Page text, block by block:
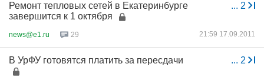
... 2
Ремонт тепловых сетей в Екатеринбурге
завершится к 1 октября
news@e1.ru 29 21:59 17.09.2011
... 2
В УрФУ готовятся платить за пересдачи